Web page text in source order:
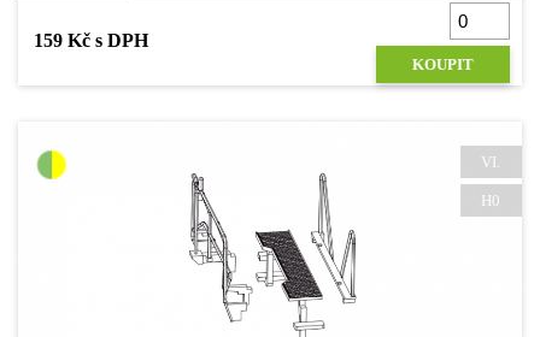
159 Kč s DPH
KOUPIT
VI.
H0